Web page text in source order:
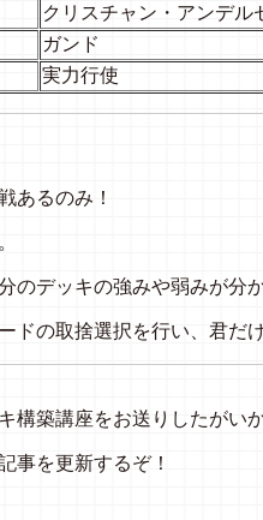
クリスチャン・アンデル
ガンド
実力行使
あるのみ！
のデッキの強みや弱みが分
ドの取捨選択を行い、君だ
構築講座をお送りしたがい
事を更新するぞ！